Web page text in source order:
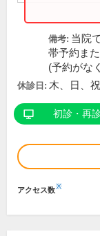
備考: 当院
帯予約ま
(予約がな
休診日: 木、日、祝
初診・再
アクセス数※